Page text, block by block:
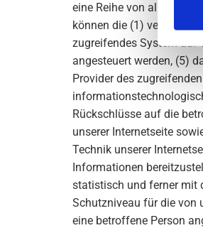
eine Reihe von
können die (1)
zugreifendes System auf
angesteuert werden, (5)
Provider des
Rückschlüsse auf die
unserer Internetseite
Technik unserer
Informationen
statistisch und ferner mit
Schutzniveau für die von
eine betroffene Person